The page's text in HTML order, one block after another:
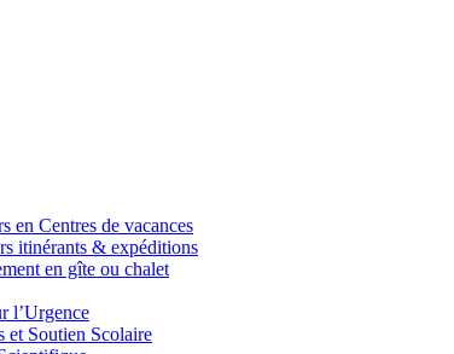
en Centres de vacances
itinérants & expéditions
en gîte ou chalet
l’Urgence
et Soutien Scolaire